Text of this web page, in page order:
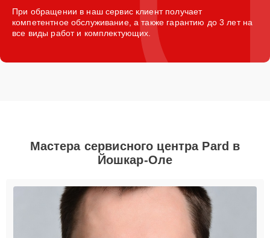
При обращении в наш сервис клиент получает
компетентное обслуживание, а также гарантию до 3 лет на
все виды работ и комплектующих.
Мастера сервисного центра Pard в
Йошкар-Оле